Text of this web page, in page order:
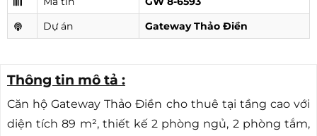
Dự án
Gateway Thảo Điền
Thông tin mô tả :
Căn hộ Gateway Thảo Điền cho thuê tại tầng cao với
diện tích 89 m², thiết kế 2 phòng ngủ, 2 phòng tắm,